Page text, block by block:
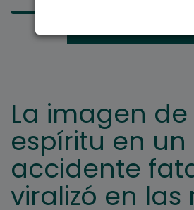
OVNIS Y
La imagen
espíritu en un
accidente
viralizó en las